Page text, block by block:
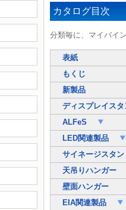
カタログ目次
分類毎に、マイバイ
表紙
もくじ
新製品
ディスプレイス
ALFeS
LED関連製品
サイネージスタ
天吊りハンガー
壁面ハンガー
EIA関連製品